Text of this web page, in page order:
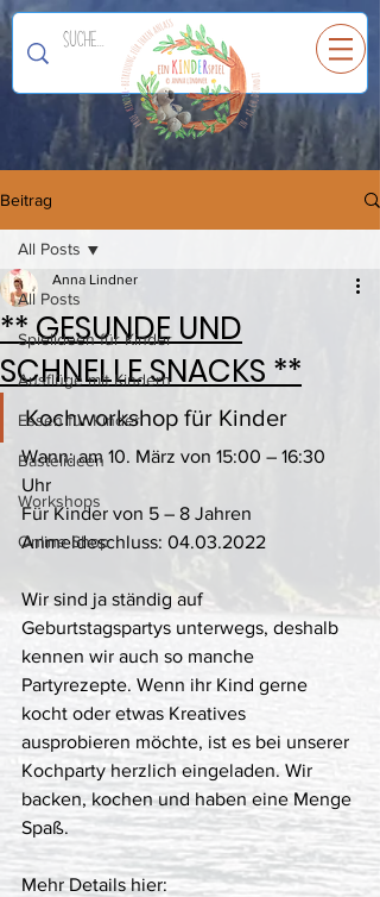
EinKINDERspiel
Beitrag
All Posts
Spielideen für Kinder
Ausflüge mit Kindern
Essen für Kinder
Bastelideen
Workshops
Online Shop
All Posts
** GESUNDE UND
SCHNELLE SNACKS **
Anna Lindner
Kochworkshop für Kinder
Wann: am 10. März von 15:00 – 16:30
Uhr
Für Kinder von 5 – 8 Jahren
Anmeldeschluss: 04.03.2022
Wir sind ja ständig auf
Geburtstagspartys unterwegs, deshalb
kennen wir auch so manche
Partyrezepte. Wenn ihr Kind gerne
kocht oder etwas Kreatives
ausprobieren möchte, ist es bei unserer
Kochparty herzlich eingeladen. Wir
backen, kochen und haben eine Menge
Spaß.
Mehr Details hier: